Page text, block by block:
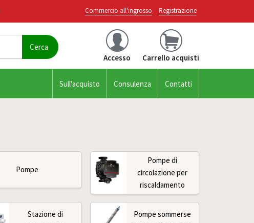
Commercio all'ingrosso Registrazione
Accesso Carrello acquisti
Sull'acquisto Consulenza Contatti
Pompe
Pompe di
circolazione per
riscaldamento
Stazione di
Pompe sommerse